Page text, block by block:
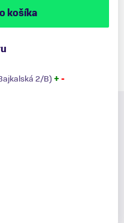
košíka
2/B) + -